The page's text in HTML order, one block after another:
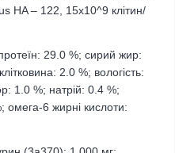
HA – 122, 15x10^9 клітин/
29.0 %; сирий жир:
2.0 %; вологість:
1.0 %; натрій: 0.4 %;
омега-6 жирні кислоти: